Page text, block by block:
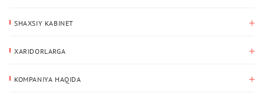
SHAXSIY KABINET
Yetkazib berish manzili
XARIDORLARGA
KOMPANIYA HAQIDA